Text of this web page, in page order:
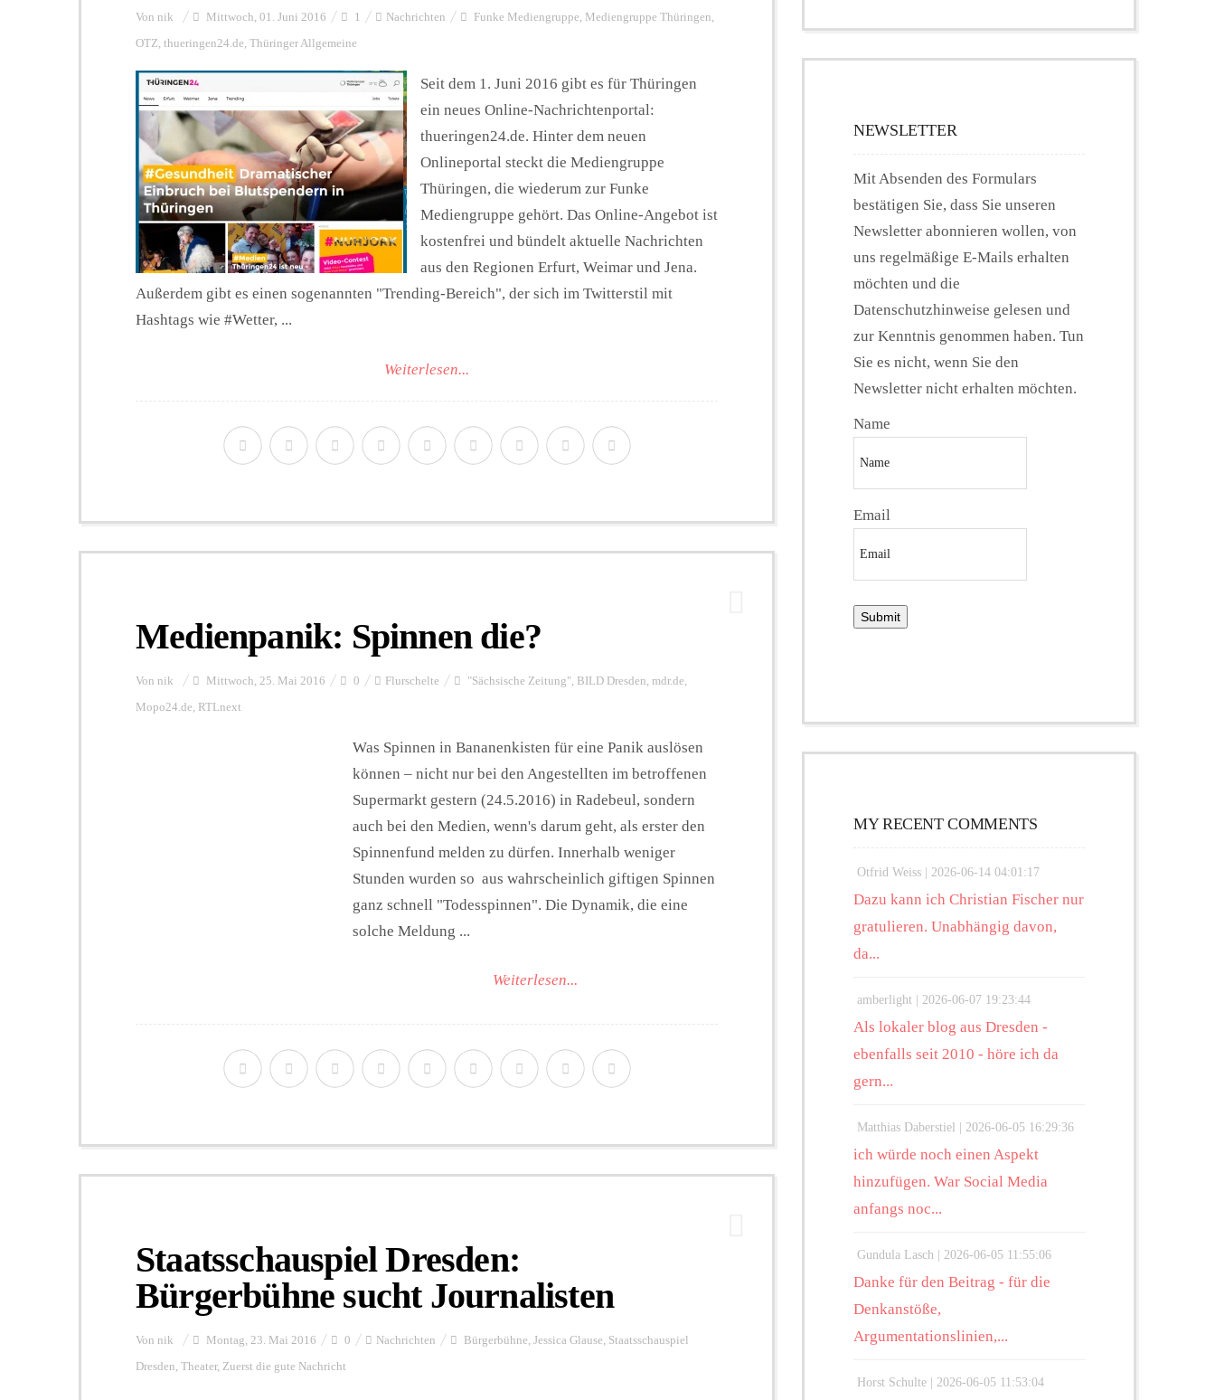
Von nik Mittwoch, 01. Juni 2016 1 Nachrichten Funke Mediengruppe, Mediengruppe Thüringen,
OTZ, thueringen24.de, Thüringer Allgemeine
Seit dem 1. Juni 2016 gibt es für Thüringen
ein neues Online-Nachrichtenportal:
thueringen24.de. Hinter dem neuen
Onlineportal steckt die Mediengruppe
Thüringen, die wiederum zur Funke
Mediengruppe gehört. Das Online-Angebot ist
kostenfrei und bündelt aktuelle Nachrichten
aus den Regionen Erfurt, Weimar und Jena.
Außerdem gibt es einen sogenannten "Trending-Bereich", der sich im Twitterstil mit
Hashtags wie #Wetter, ...
Weiterlesen...
Medienpanik: Spinnen die?
Von nik Mittwoch, 25. Mai 2016 0 Flurschelte "Sächsische Zeitung" BILD Dresden mdr.de
Mopo24.de RTLnext
Was Spinnen in Bananenkisten für eine Panik auslösen
können – nicht nur bei den Angestellten im betroffenen
Supermarkt gestern (24.5.2016) in Radebeul, sondern
auch bei den Medien, wenn's darum geht, als erster den
Spinnenfund melden zu dürfen. Innerhalb weniger
Stunden wurden so aus wahrscheinlich giftigen Spinnen
ganz schnell "Todesspinnen". Die Dynamik, die eine
solche Meldung ...
Weiterlesen...
Staatsschauspiel Dresden:
Bürgerbühne sucht Journalisten
Von nik Montag, 23. Mai 2016 0 Nachrichten Bürgerbühne Jessica Glause Staatsschauspiel
Dresden Theater, Zuerst die gute Nachricht
NEWSLETTER
Mit Absenden des Formulars
bestätigen Sie, dass Sie unseren
Newsletter abonnieren wollen, von
uns regelmäßige E-Mails erhalten
möchten und die
Datenschutzhinweise gelesen und
zur Kenntnis genommen haben. Tun
Sie es nicht, wenn Sie den
Newsletter nicht erhalten möchten.
Name
Email
MY RECENT COMMENTS
Otfrid Weiss | 2026-06-14 04:01:17
Dazu kann ich Christian Fischer nur
gratulieren. Unabhängig davon,
da...
amberlight | 2026-06-07 19:23:44
Als lokaler blog aus Dresden -
ebenfalls seit 2010 - höre ich da
gern...
Matthias Daberstiel | 2026-06-05 16:29:36
ich würde noch einen Aspekt
hinzufügen. War Social Media
anfangs noc...
Gundula Lasch | 2026-06-05 11:55:06
Danke für den Beitrag - für die
Denkanstöße,
Argumentationslinien,...
Horst Schulte | 2026-06-05 11:53:04